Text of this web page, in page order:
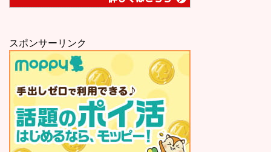
スポンサーリンク